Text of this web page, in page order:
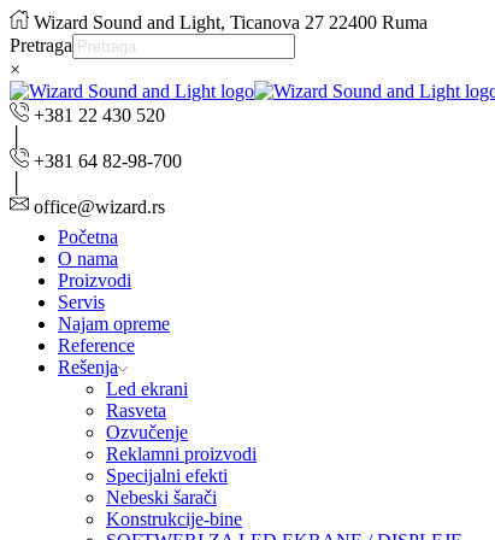
Wizard Sound and Light, Ticanova 27 22400 Ruma
Pretraga
×
+381 22 430 520
+381 64 82-98-700
office@wizard.rs
Početna
O nama
Proizvodi
Servis
Najam opreme
Reference
Rešenja
Led ekrani
Rasveta
Ozvučenje
Reklamni proizvodi
Specijalni efekti
Nebeski šarači
Konstrukcije-bine